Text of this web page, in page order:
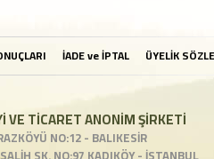
İADE ve İPTAL ÜYELİK
VE TİCARET ANONİM ŞİRKETİ
NO:12 - BALIKESİR